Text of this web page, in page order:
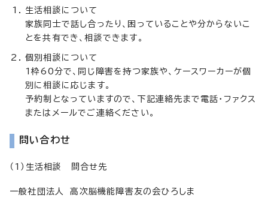
生活相談について
家族同士で話し合ったり、困っていることや分からないこ
とを共有でき、相談できます。
個別相談について
1枠60分で、同じ障害を持つ家族や、ケースワーカーが個
別に相談に応じます。
予約制となっていますので、下記連絡先まで電話・ファクス
またはメールでご連絡ください。
問い合わせ
（1）生活相談 問合せ先
一般社団法人 高次脳機能障害友の会ひろしま